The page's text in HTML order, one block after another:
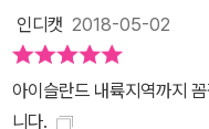
인디캣 2018-05-02
아이슬란드 내륙지역까지
니다.